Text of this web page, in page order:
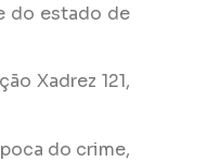
do estado de
Xadrez 121,
do crime,